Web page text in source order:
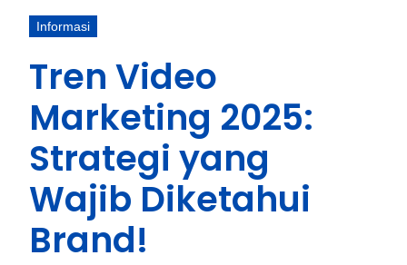
Informasi
Tren Video
Marketing 2025:
Strategi yang
Wajib Diketahui
Brand!